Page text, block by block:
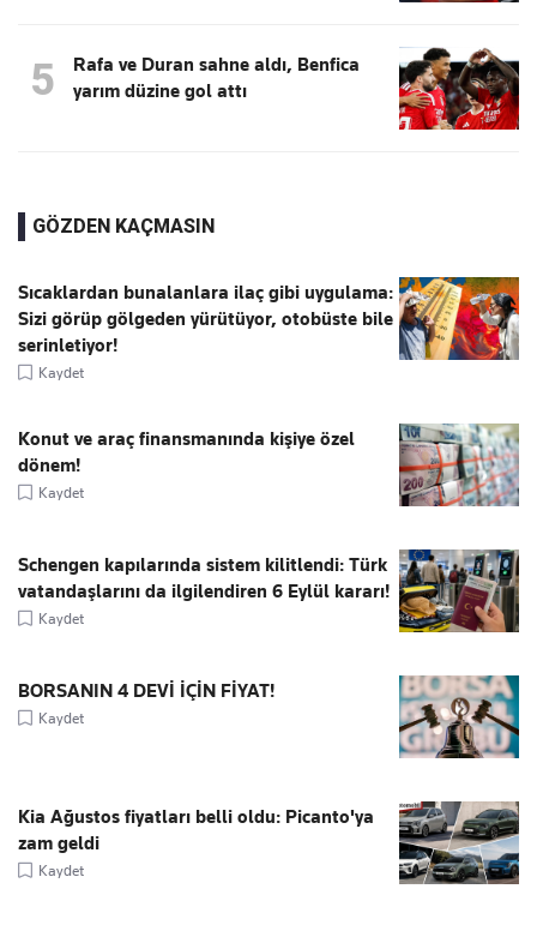
5
Rafa ve Duran sahne aldı, Benfica
yarım düzine gol attı
GÖZDEN KAÇMASIN
Sıcaklardan bunalanlara ilaç gibi uygulama:
Sizi görüp gölgeden yürütüyor, otobüste bile
serinletiyor!
Kaydet
Konut ve araç finansmanında kişiye özel
dönem!
Kaydet
Schengen kapılarında sistem kilitlendi: Türk
vatandaşlarını da ilgilendiren 6 Eylül kararı!
Kaydet
BORSANIN 4 DEVİ İÇİN FİYAT!
Kaydet
Kia Ağustos fiyatları belli oldu: Picanto'ya
zam geldi
Kaydet